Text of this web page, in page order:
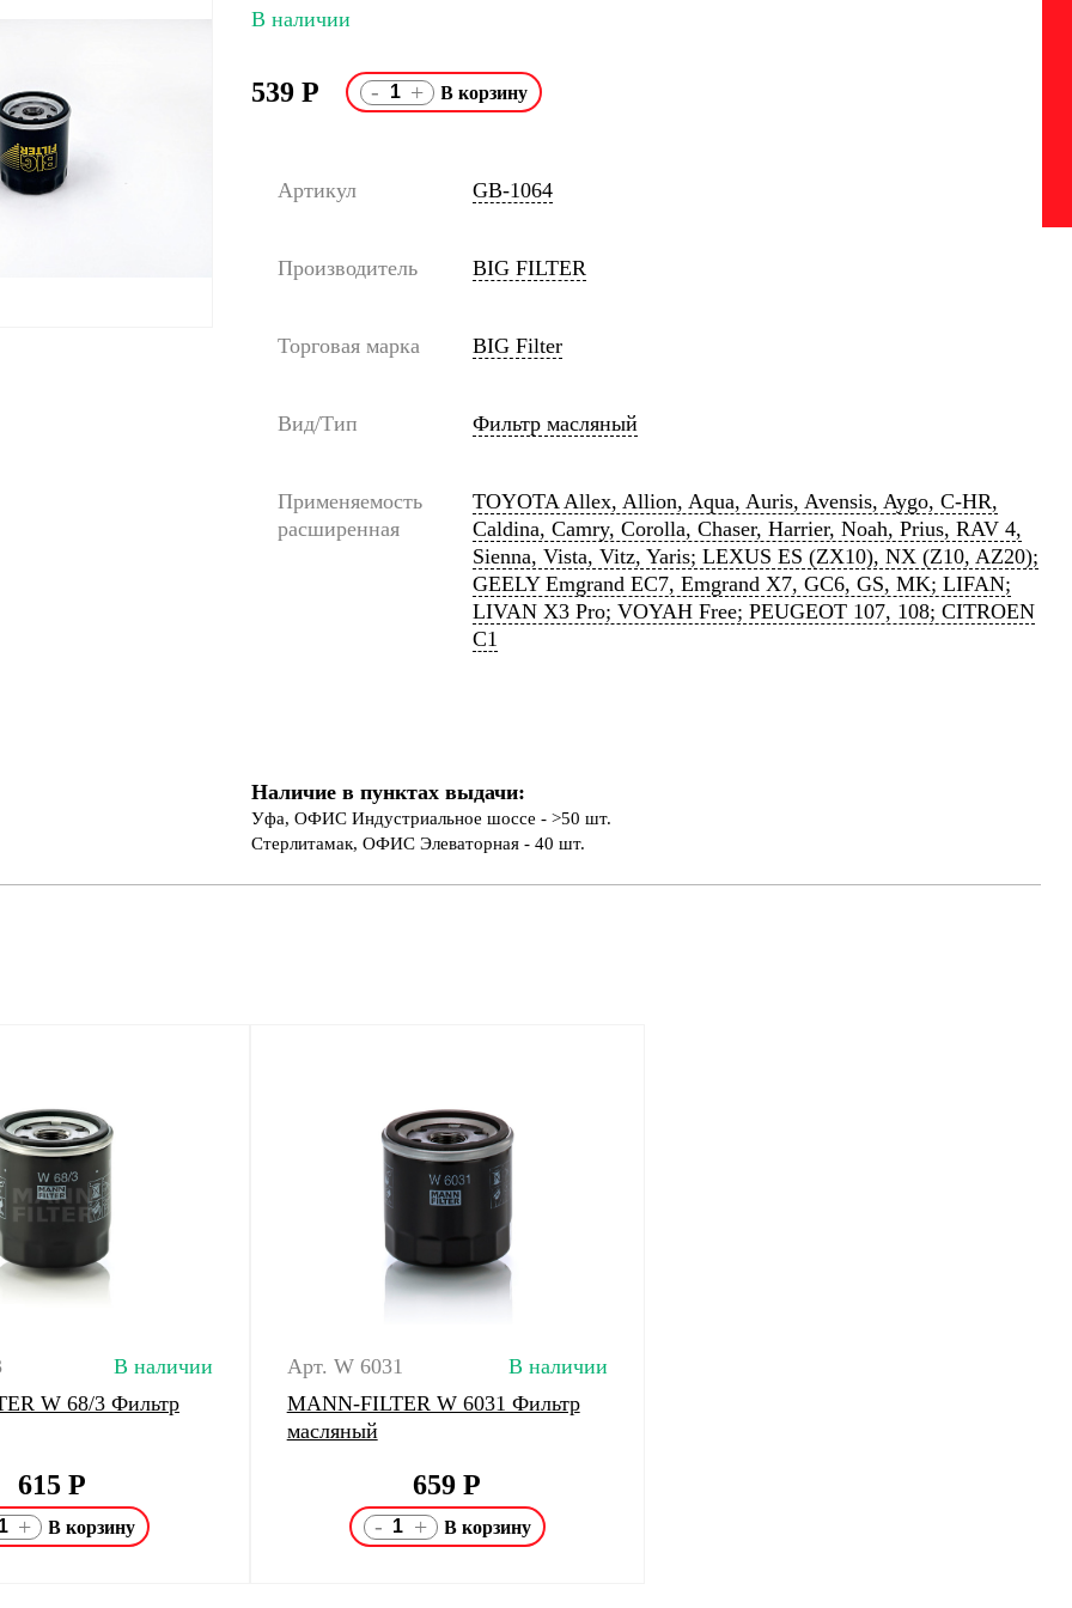
В наличии
539 Р - +
Артикул GB-1064
Производитель BIG FILTER
Торговая марка BIG Filter
Вид/Тип Фильтр масляный
Применяемость
расширенная
TOYOTA Allex, Allion, Aqua, Auris, Avensis, Aygo, C-HR,
Caldina, Camry, Corolla, Chaser, Harrier, Noah, Prius, RAV 4,
Sienna, Vista, Vitz, Yaris; LEXUS ES (ZX10), NX (Z10, AZ20);
GEELY Emgrand EC7, Emgrand X7, GC6, GS, MK; LIFAN;
LIVAN X3 Pro; VOYAH Free; PEUGEOT 107, 108; CITROEN
C1
Наличие в пунктах выдачи:
Уфа, ОФИС Индустриальное шоссе - >50 шт.
Стерлитамак, ОФИС Элеваторная - 40 шт.
В наличии
W 68/3 Фильтр
615 Р
+
Арт. W 6031
В наличии
MANN-FILTER W 6031 Фильтр
масляный
659Р
- +